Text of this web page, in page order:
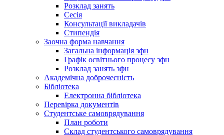
Розклад занять
Сесія
Консультації викладачів
Стипендія
Заочна форма навчання
Загальна інформація зфн
Графік освітнього процесу зфн
Розклад занять зфн
Академічна доброчесність
Бібліотека
Електронна бібліотека
Перевірка документів
Студентське самоврядування
План роботи
Склад студентського самоврядування